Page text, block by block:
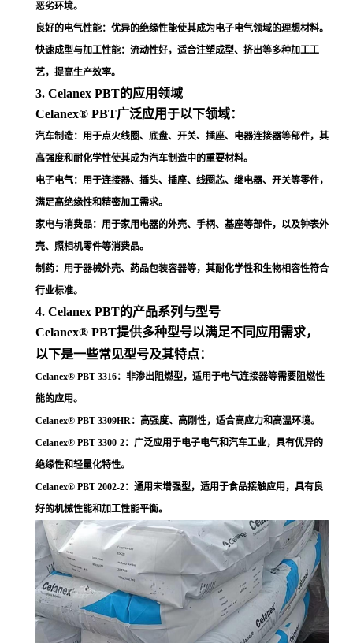
恶劣环境。
良好的电气性能：优异的绝缘性能使其成为电子电气领域的理想材料。
快速成型与加工性能：流动性好，适合注塑成型、挤出等多种加工工
艺，提高生产效率。
3. Celanex PBT的应用领域
Celanex® PBT广泛应用于以下领域：
汽车制造：用于点火线圈、底盘、开关、插座、电器连接器等部件，其
高强度和耐化学性使其成为汽车制造中的重要材料。
电子电气：用于连接器、插头、插座、线圈芯、继电器、开关等零件，
满足高绝缘性和精密加工需求。
家电与消费品：用于家用电器的外壳、手柄、基座等部件，以及钟表外
壳、照相机零件等消费品。
制药：用于器械外壳、药品包装容器等，其耐化学性和生物相容性符合
行业标准。
4. Celanex PBT的产品系列与型号
Celanex® PBT提供多种型号以满足不同应用需求，
以下是一些常见型号及其特点：
Celanex® PBT 3316：非渗出阻燃型，适用于电气连接器等需要阻燃性
能的应用。
Celanex® PBT 3309HR：高强度、高刚性，适合高应力和高温环境。
Celanex® PBT 3300-2：广泛应用于电子电气和汽车工业，具有优异的
绝缘性和轻量化特性。
Celanex® PBT 2002-2：通用未增强型，适用于食品接触应用，具有良
好的机械性能和加工性能平衡。